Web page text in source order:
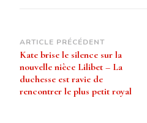
Navigation
d’article
ARTICLE PRÉCÉDENT
Kate brise le silence sur la
nouvelle nièce Lilibet – La
duchesse est ravie de
rencontrer le plus petit royal